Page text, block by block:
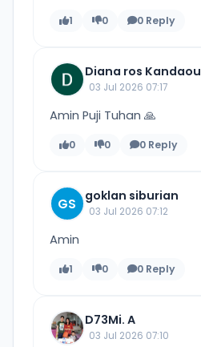
1 0 0 Reply
Diana ros Kandaou
03 Jul 2026 07:17
Amin Puji Tuhan 🙏
0 0 0 Reply
GS goklan siburian
03 Jul 2026 07:12
Amin
1 0 0 Reply
D73Mi. A
03 Jul 2026 07:10